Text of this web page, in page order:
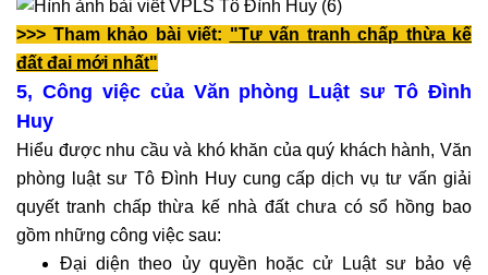
hiểm
Luật
sư
giải
quyết
tranh
chấp
lao
động
>>> Tham khảo bài viết: "Tư vấn tranh chấp thừa kế
đất đai mới nhất"
5, Công việc của Văn phòng Luật sư Tô Đình
Huy
Hiểu được nhu cầu và khó khăn của quý khách hành, Văn
phòng luật sư Tô Đình Huy cung cấp dịch vụ tư vấn giải
quyết tranh chấp thừa kế nhà đất chưa có sổ hồng bao
gồm những công việc sau:
Đại diện theo ủy quyền hoặc cử Luật sư bảo vệ